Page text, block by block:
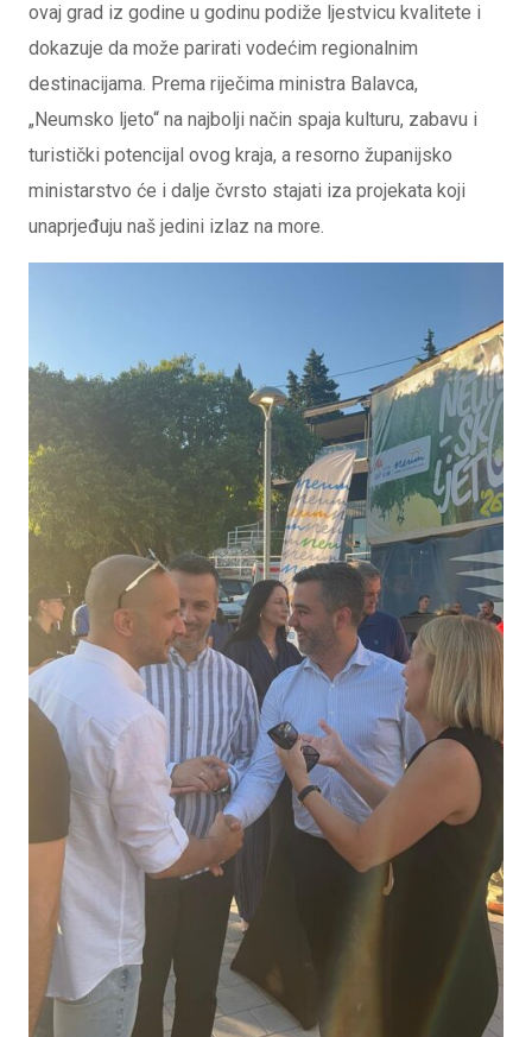
ovaj grad iz godine u godinu podiže ljestvicu kvalitete i
dokazuje da može parirati vodećim regionalnim
destinacijama. Prema riječima ministra Balavca,
„Neumsko ljeto“ na najbolji način spaja kulturu, zabavu i
turistički potencijal ovog kraja, a resorno županijsko
ministarstvo će i dalje čvrsto stajati iza projekata koji
unaprjeđuju naš jedini izlaz na more.